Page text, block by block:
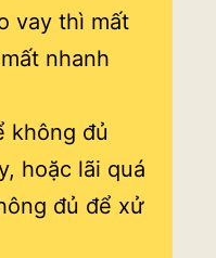
vay thì mất
nhanh
không đủ
hoặc lãi quá
đủ để xử